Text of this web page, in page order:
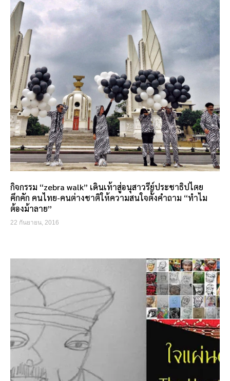
กิจกรรม “zebra walk” เดินเท้าสู่อนุสาวรีย์ประชาธิปไตย
คึกคัก คนไทย-คนต่างชาติให้ความสนใจตั้งคำถาม “ทำไม
ต้องม้าลาย”
22 กันยายน, 2016